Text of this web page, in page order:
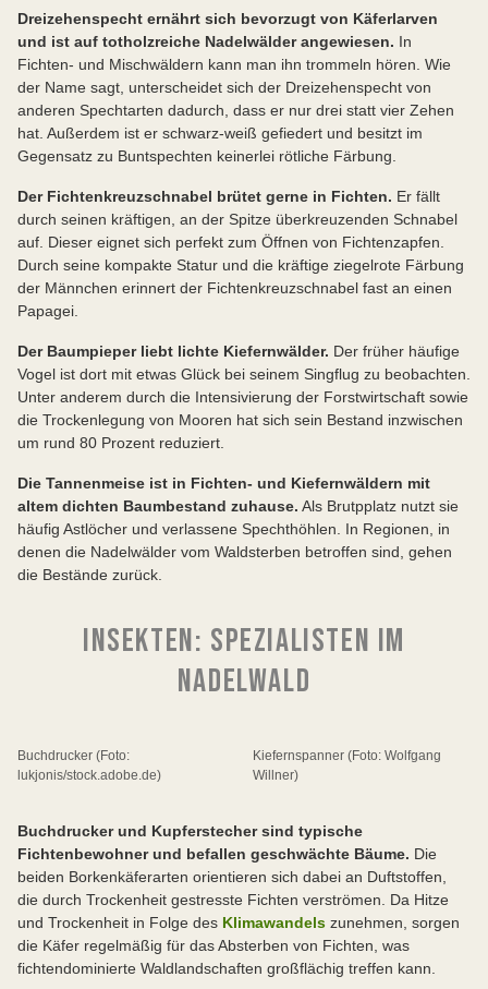
Dreizehenspecht ernährt sich bevorzugt von Käferlarven
und ist auf totholzreiche Nadelwälder angewiesen. In
Fichten- und Mischwäldern kann man ihn trommeln hören. Wie
der Name sagt, unterscheidet sich der Dreizehenspecht von
anderen Spechtarten dadurch, dass er nur drei statt vier Zehen
hat. Außerdem ist er schwarz-weiß gefiedert und besitzt im
Gegensatz zu Buntspechten keinerlei rötliche Färbung.
Der Fichtenkreuzschnabel brütet gerne in Fichten. Er fällt
durch seinen kräftigen, an der Spitze überkreuzenden Schnabel
auf. Dieser eignet sich perfekt zum Öffnen von Fichtenzapfen.
Durch seine kompakte Statur und die kräftige ziegelrote Färbung
der Männchen erinnert der Fichtenkreuzschnabel fast an einen
Papagei.
Der Baumpieper liebt lichte Kiefernwälder. Der früher häufige
Vogel ist dort mit etwas Glück bei seinem Singflug zu beobachten.
Unter anderem durch die Intensivierung der Forstwirtschaft sowie
die Trockenlegung von Mooren hat sich sein Bestand inzwischen
um rund 80 Prozent reduziert.
Die Tannenmeise ist in Fichten- und Kiefernwäldern mit
altem dichten Baumbestand zuhause. Als Brutpplatz nutzt sie
häufig Astlöcher und verlassene Spechthöhlen. In Regionen, in
denen die Nadelwälder vom Waldsterben betroffen sind, gehen
die Bestände zurück.
INSEKTEN: SPEZIALISTEN IM
NADELWALD
Buchdrucker (Foto:
lukjonis/stock.adobe.de)
Kiefernspanner (Foto: Wolfgang
Willner)
Buchdrucker und Kupferstecher sind typische
Fichtenbewohner und befallen geschwächte Bäume. Die
beiden Borkenkäferarten orientieren sich dabei an Duftstoffen,
die durch Trockenheit gestresste Fichten verströmen. Da Hitze
und Trockenheit in Folge des Klimawandels zunehmen, sorgen
die Käfer regelmäßig für das Absterben von Fichten, was
fichtendominierte Waldlandschaften großflächig treffen kann.